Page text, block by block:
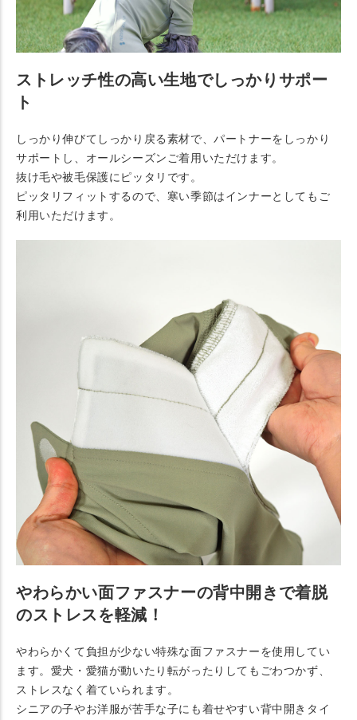
ストレッチ性の高い生地でしっかりサポー
ト
しっかり伸びてしっかり戻る素材で、パートナーをしっかり
サポートし、オールシーズンご着用いただけます。
抜け毛や被毛保護にピッタリです。
ピッタリフィットするので、寒い季節はインナーとしてもご
利用いただけます。
やわらかい面ファスナーの背中開きで着脱
のストレスを軽減！
やわらかくて負担が少ない特殊な面ファスナーを使用してい
ます。愛犬・愛猫が動いたり転がったりしてもごわつかず、
ストレスなく着ていられます。
シニアの子やお洋服が苦手な子にも着せやすい背中開きタイ